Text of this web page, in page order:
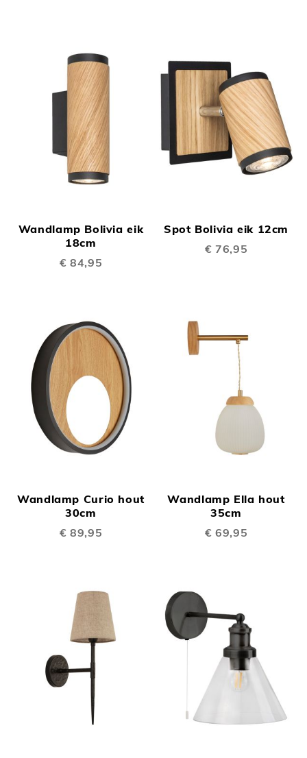
Wandlamp Bolivia eik
18cm
€ 84,95
Spot Bolivia eik 12cm
€ 76,95
Wandlamp Curio hout
30cm
€ 89,95
Wandlamp Ella hout
35cm
€ 69,95